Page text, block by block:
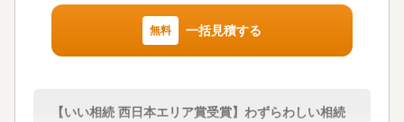
＜信条＞
常に顧客の利益を一番に考える。
顧客に一番喜んでいただける方法・手段を考える。
無料 一括見積する
【いい相続 西日本エリア賞受賞】わずらわしい相続